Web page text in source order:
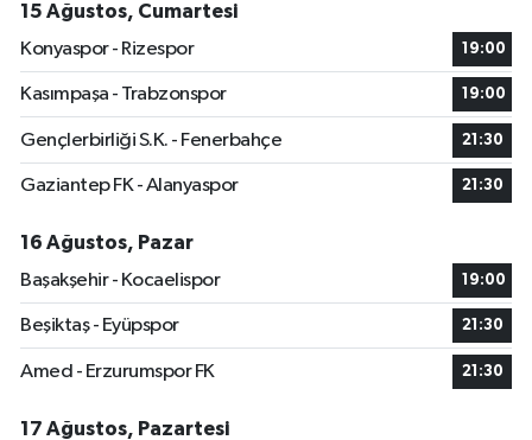
15 Ağustos, Cumartesi
Konyaspor - Rizespor
19:00
Kasımpaşa - Trabzonspor 19:00
Gençlerbirliği S.K. - Fenerbahçe 21:30
Gaziantep FK - Alanyaspor 21:30
16 Ağustos, Pazar
Başakşehir - Kocaelispor
19:00
Beşiktaş - Eyüpspor 21:30
Amed - Erzurumspor FK 21:30
17 Ağustos, Pazartesi